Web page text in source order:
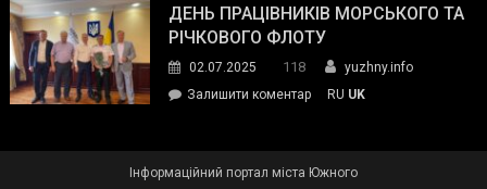
Південного
зустрілася
представниками
молодіжної
обговорювали
ДЕНЬ ПРАЦІВНИКІВ МОРСЬКОГО ТА
РІЧКОВОГО ФЛОТУ
02.07.2025 118
yuzhny.info
Залишити коментарon
RU UK
Інформаційний портал міста Южного